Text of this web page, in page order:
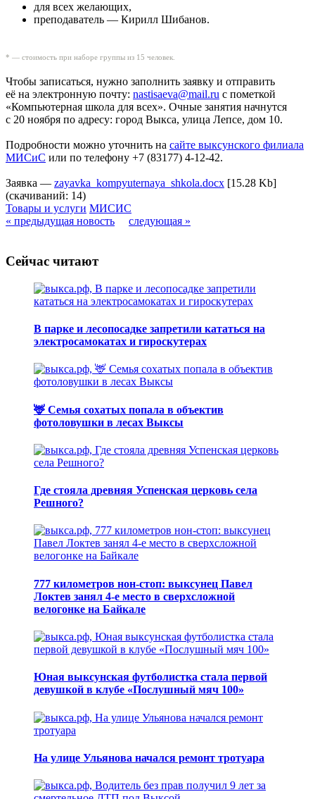
для всех желающих,
преподаватель — Кирилл Шибанов.
* — стоимость при наборе группы из 15 человек.
Чтобы записаться, нужно заполнить заявку и отправить
её на электронную почту: nastisaeva@mail.ru с пометкой
«Компьютерная школа для всех». Очные занятия начнутся
с 20 ноября по адресу: город Выкса, улица Лепсе, дом 10.
Подробности можно уточнить на сайте выксунского филиала
МИСиС или по телефону +7 (83177) 4-12-42.
Заявка — zayavka_kompyuternaya_shkola.docx [15.28 Kb]
(cкачиваний: 14)
Товары и услуги МИСИС
« предыдущая новость
следующая »
Сейчас читают
В парке и лесопосадке запретили кататься на
электросамокатах и гироскутерах
🦌 Семья сохатых попала в объектив
фотоловушки в лесах Выксы
Где стояла древняя Успенская церковь села
Решного?
777 километров нон-стоп: выксунец Павел
Локтев занял 4-е место в сверхсложной
велогонке на Байкале
Юная выксунская футболистка стала первой
девушкой в клубе «Послушный мяч 100»
На улице Ульянова начался ремонт тротуара